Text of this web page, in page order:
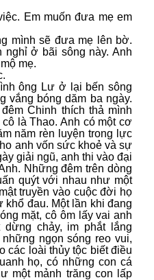
Em muốn đưa mẹ em
mình sẽ đưa mẹ lên bờ.
nghỉ ở bãi sông này. Anh
mẹ.
ông Lư ở lại bến sông
vắng bóng dăm ba ngày.
Chinh thích thả mình
là Thao. Anh có một cơ
năm rèn luyện trong lực
anh vốn sức khoẻ và sự
giải ngũ, anh thi vào đại
Những đêm trên dòng
quýt với nhau như một
truyền vào cuộc đời họ
đau. Một lần khi đang
mặt, cô ôm lấy vai anh
chảy, im phắt lắng
ngọn sóng reo vui,
các loài thủy tộc biết điều
họ, có những con cá
một mảnh trăng con lấp